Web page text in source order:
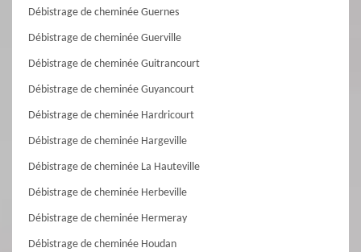
Débistrage de cheminée Guernes
Débistrage de cheminée Guerville
Débistrage de cheminée Guitrancourt
Débistrage de cheminée Guyancourt
Débistrage de cheminée Hardricourt
Débistrage de cheminée Hargeville
Débistrage de cheminée La Hauteville
Débistrage de cheminée Herbeville
Débistrage de cheminée Hermeray
Débistrage de cheminée Houdan